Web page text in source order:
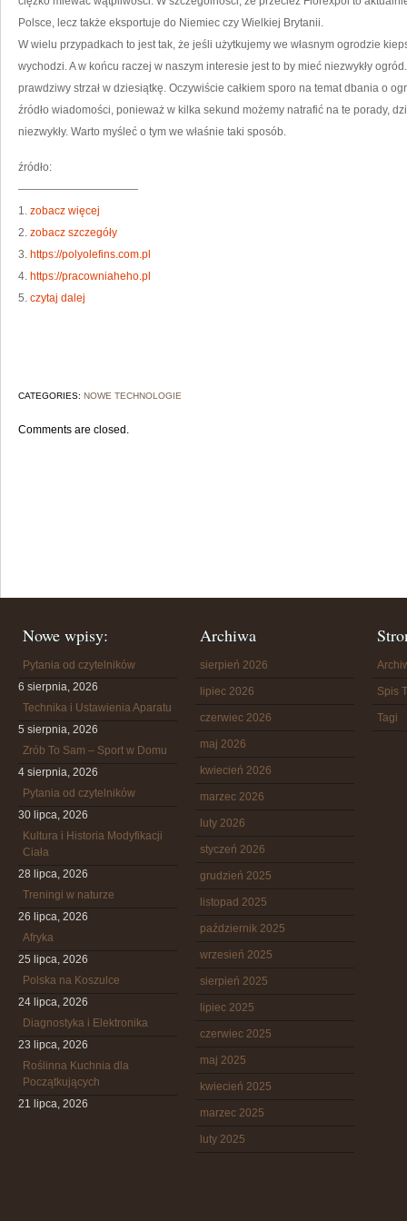
Polsce, lecz także eksportuje do Niemiec czy Wielkiej Brytanii.
W wielu przypadkach to jest tak, że jeśli użytkujemy we własnym ogrodzie
wychodzi. A w końcu raczej w naszym interesie jest to by mieć niezwykły
prawdziwy strzał w dziesiątkę. Oczywiście całkiem sporo na temat dbania o
źródło wiadomości, ponieważ w kilka sekund możemy natrafić na te porady,
niezwykły. Warto myśleć o tym we właśnie taki sposób.
źródło:
———————————
1. zobacz więcej
2. zobacz szczegóły
3. https://polyolefins.com.pl
4. https://pracowniaheho.pl
5. czytaj dalej
CATEGORIES: NOWE TECHNOLOGIE
Comments are closed.
Nowe wpisy:
Pytania od czytelników
6 sierpnia, 2026
Technika i Ustawienia Aparatu
5 sierpnia, 2026
Zrób To Sam – Sport w Domu
4 sierpnia, 2026
Pytania od czytelników
30 lipca, 2026
Kultura i Historia Modyfikacji
Ciała
28 lipca, 2026
Treningi w naturze
26 lipca, 2026
Afryka
25 lipca, 2026
Polska na Koszulce
24 lipca, 2026
Diagnostyka i Elektronika
23 lipca, 2026
Roślinna Kuchnia dla
Początkujących
21 lipca, 2026
Archiwa
sierpień 2026
lipiec 2026
czerwiec 2026
maj 2026
kwiecień 2026
marzec 2026
luty 2026
styczeń 2026
grudzień 2025
listopad 2025
październik 2025
wrzesień 2025
sierpień 2025
lipiec 2025
czerwiec 2025
maj 2025
kwiecień 2025
marzec 2025
luty 2025
Spis
Tagi